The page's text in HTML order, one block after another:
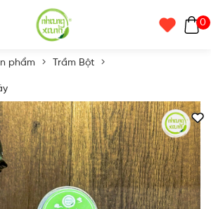
0
phẩm Trầm Bột